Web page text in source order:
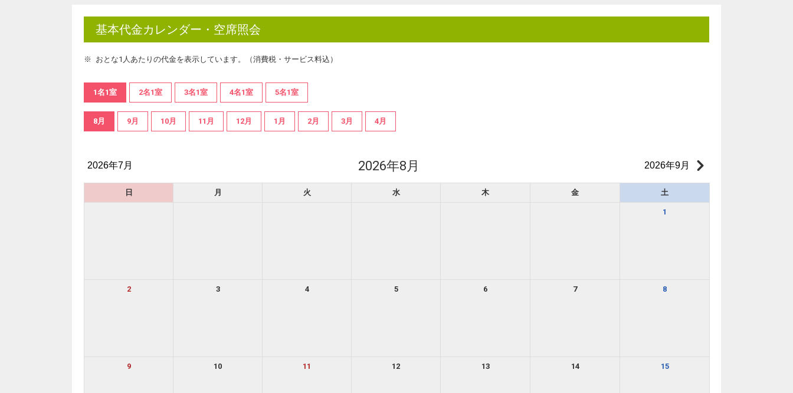
基本代金カレンダー・空席照会
おとな1人あたりの代金を表示しています。（消費税・サービス料込）
1名1室 2名1室 3名1室 4名1室 5名1室
8月 9月 10月 11月 12月 1月 2月 3月 4月
2026年7月 2026年8月 2026年9月
日 月 火 水 木 金 土
1
2 3 4 5 6 7 8
9 10 11 12 13 14 15